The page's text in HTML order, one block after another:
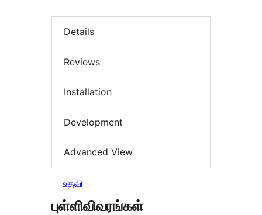
Details
Reviews
Installation
Development
Advanced View
உதவி
புள்ளிவிவரங்கள்